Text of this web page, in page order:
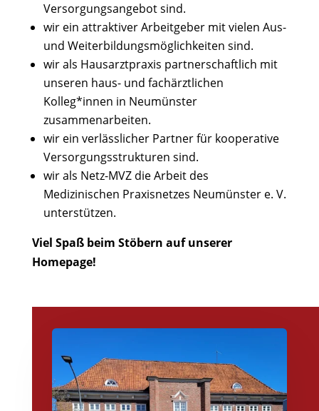
Versorgungsangebot sind.
wir ein attraktiver Arbeitgeber mit vielen Aus-
und Weiterbildungsmöglichkeiten sind.
wir als Hausarztpraxis partnerschaftlich mit
unseren haus- und fachärztlichen
Kolleg*innen in Neumünster
zusammenarbeiten.
wir ein verlässlicher Partner für kooperative
Versorgungsstrukturen sind.
wir als Netz-MVZ die Arbeit des
Medizinischen Praxisnetzes Neumünster e. V.
unterstützen.
Viel Spaß beim Stöbern auf unserer
Homepage!